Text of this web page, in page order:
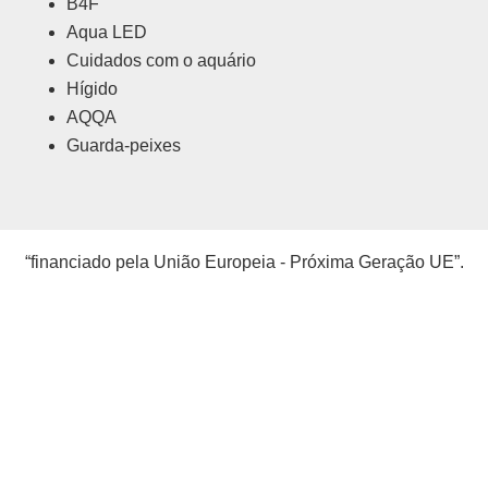
B4F
Aqua LED
Cuidados com o aquário
Hígido
AQQA
Guarda-peixes
“financiado pela União Europeia - Próxima Geração UE”.